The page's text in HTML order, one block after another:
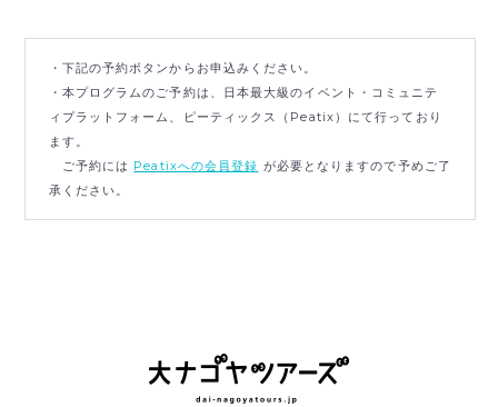
・下記の予約ボタンからお申込みください。
・本プログラムのご予約は、日本最大級のイベント・コミュニテ
ィプラットフォーム、ピーティックス（Peatix）にて行っており
ます。
ご予約には Peatixへの会員登録 が必要となりますので予めご了
承ください。